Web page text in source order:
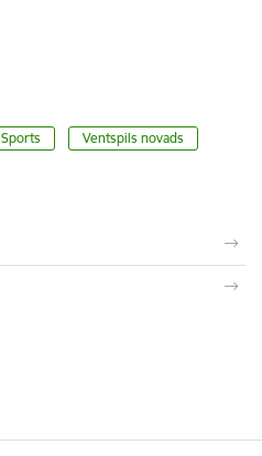
Sports Ventspils novads